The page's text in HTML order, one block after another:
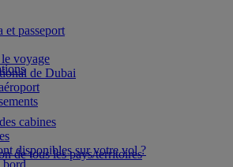
et passeport
voyage
de Dubai
de tous les pays/territoires
cabines
disponibles sur votre vol ?
bord